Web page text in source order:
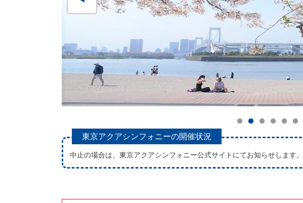
東京アクアシンフォニーの開催状況
中止の場合は、東京アクアシンフォニー公式サイトにてお知らせします。